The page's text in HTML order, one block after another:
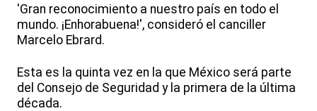
'Gran reconocimiento a nuestro país en todo el
mundo. ¡Enhorabuena!', consideró el canciller
Marcelo Ebrard.
Esta es la quinta vez en la que México será parte
del Consejo de Seguridad y la primera de la última
década.